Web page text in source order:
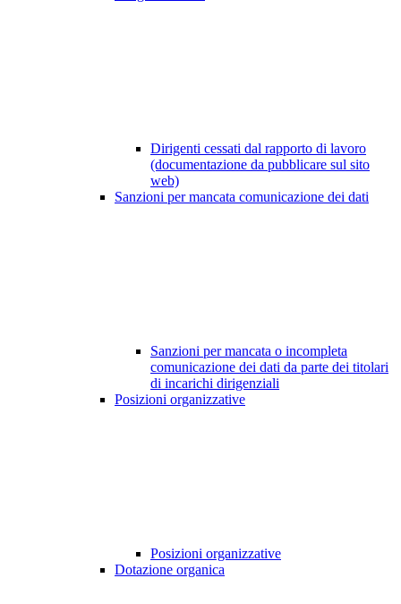
Dirigenti cessati dal rapporto di lavoro
(documentazione da pubblicare sul sito
web)
Sanzioni per mancata comunicazione dei dati
Sanzioni per mancata o incompleta
comunicazione dei dati da parte dei titolari
di incarichi dirigenziali
Posizioni organizzative
Posizioni organizzative
Dotazione organica